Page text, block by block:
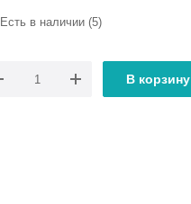
Есть в наличии (5)
В корзину